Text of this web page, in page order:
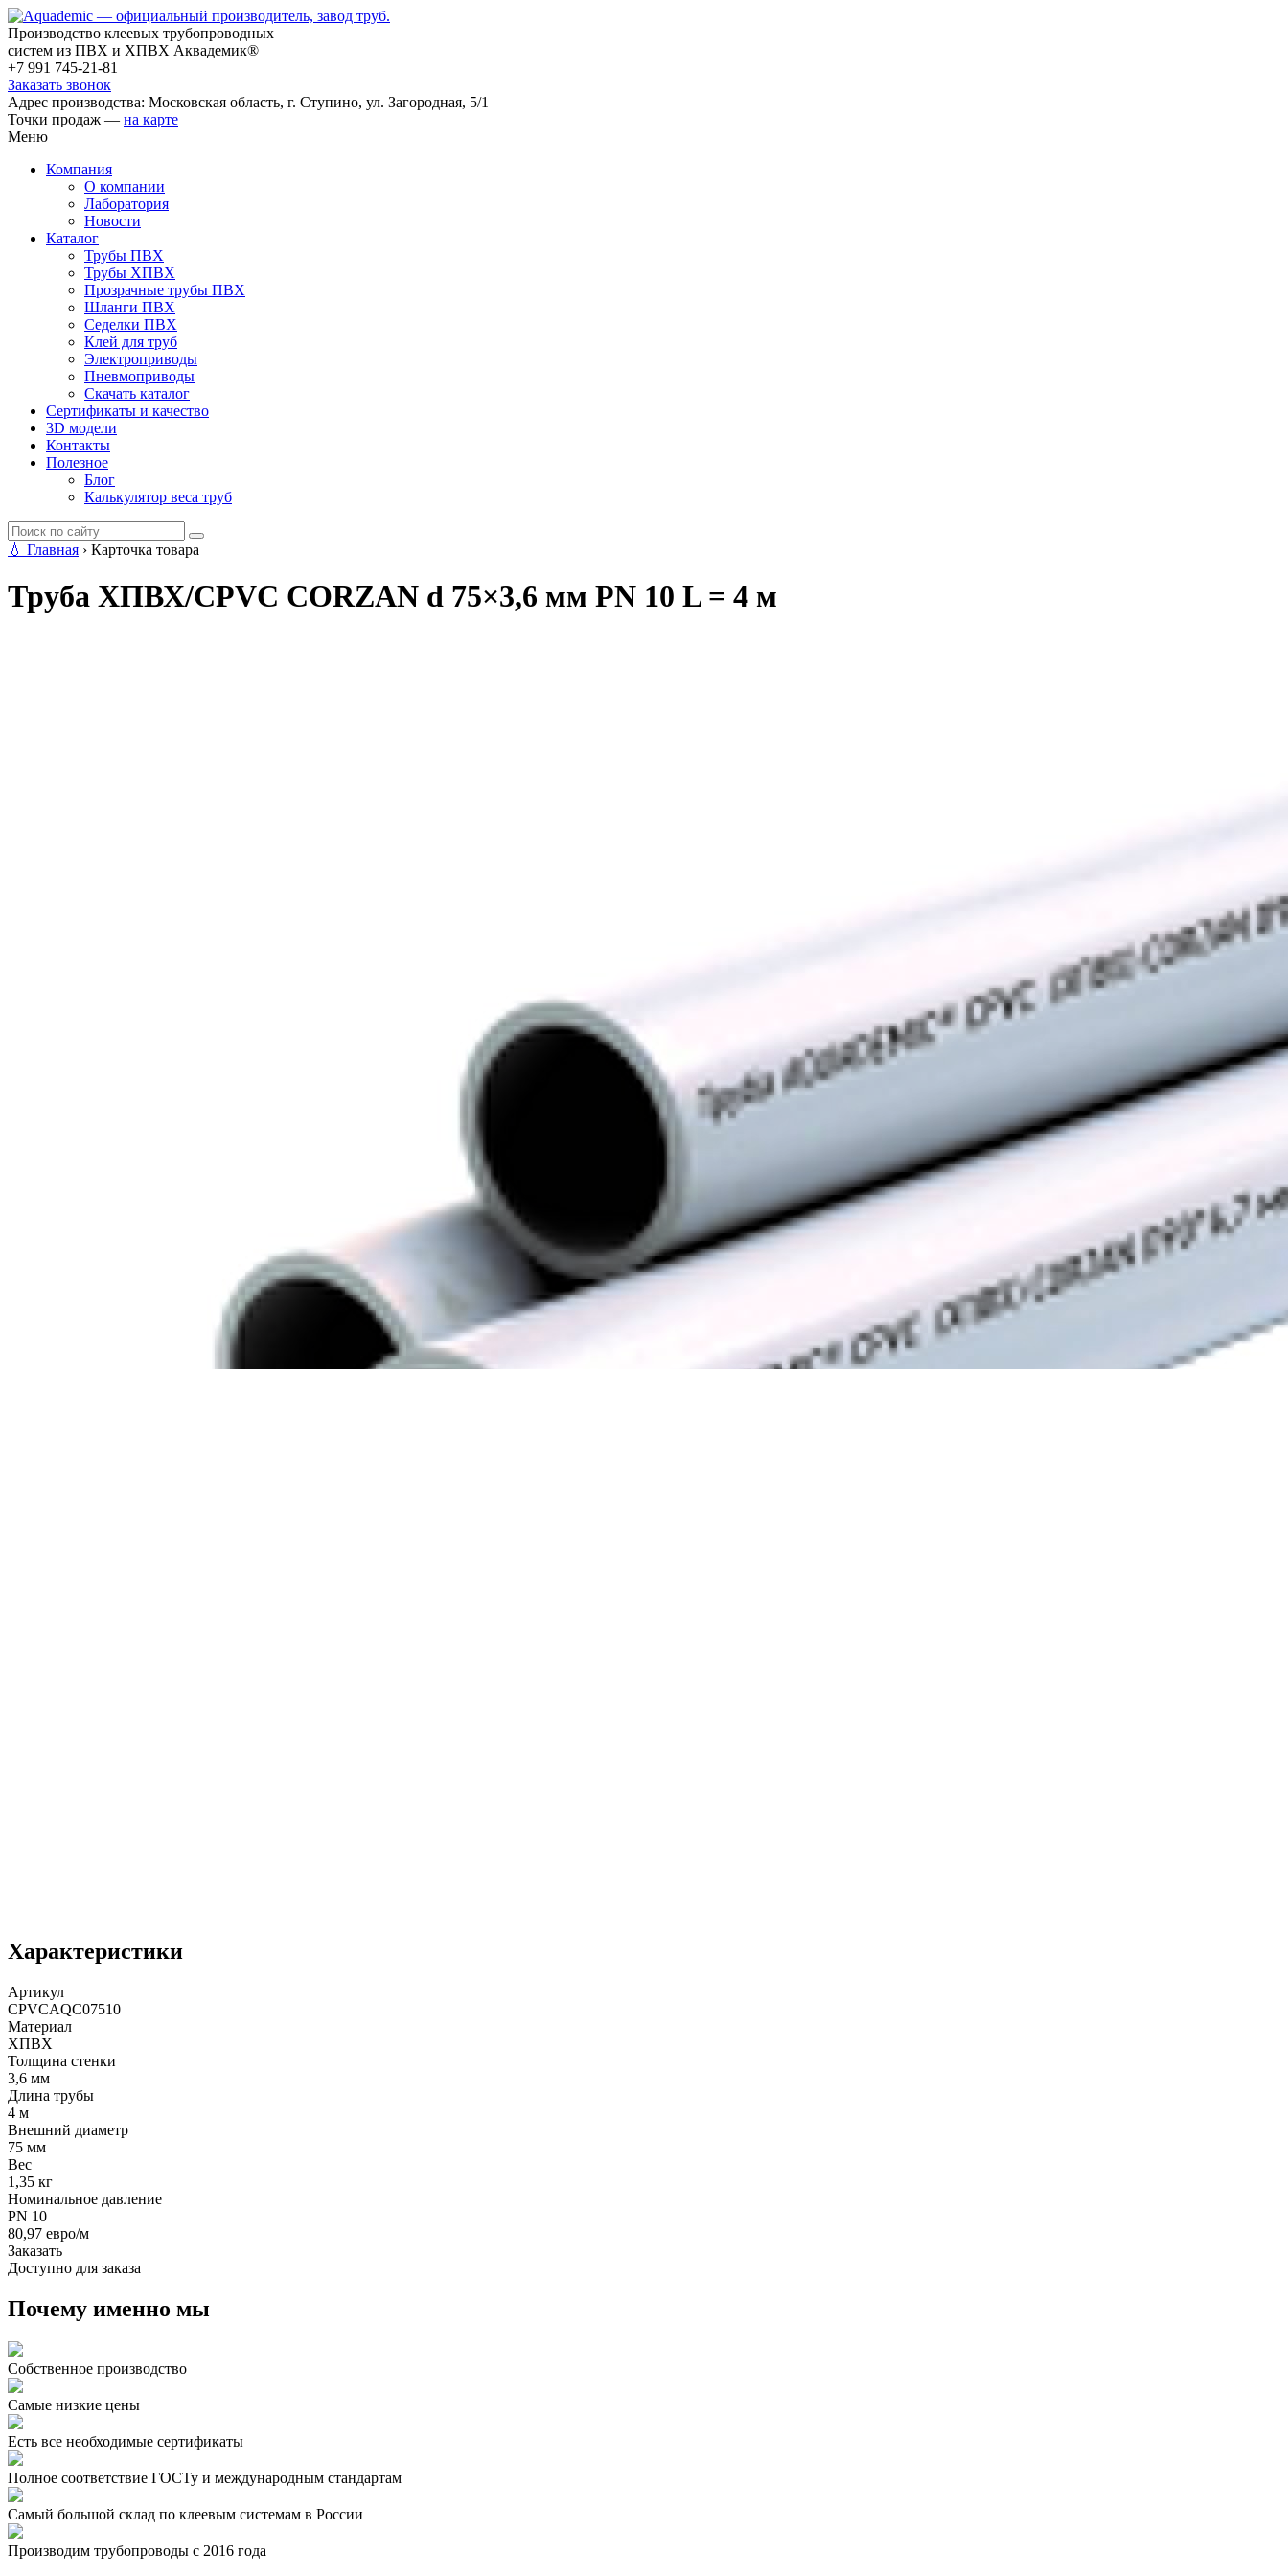
Производство клеевых трубопроводных
систем из ПВХ и ХПВХ Аквадемик®
+7 991 745-21-81
Заказать звонок
Адрес производства: Московская область, г. Ступино, ул. Загородная, 5/1
Точки продаж — на карте
Меню
Компания
О компании
Лаборатория
Новости
Каталог
Трубы ПВХ
Трубы ХПВХ
Прозрачные трубы ПВХ
Шланги ПВХ
Седелки ПВХ
Клей для труб
Электроприводы
Пневмоприводы
Скачать каталог
Сертификаты и качество
3D модели
Контакты
Полезное
Блог
Калькулятор веса труб
💧 Главная › Карточка товара
Труба ХПВХ/CPVC CORZAN d 75×3,6 мм PN 10 L = 4 м
Характеристики
Артикул
CPVCAQC07510
Материал
ХПВХ
Толщина стенки
3,6 мм
Длина трубы
4 м
Внешний диаметр
75 мм
Вес
1,35 кг
Номинальное давление
PN 10
80,97 евро/м
Заказать
Доступно для заказа
Почему именно мы
Собственное производство
Самые низкие цены
Есть все необходимые сертификаты
Полное соответствие ГОСТу и международным стандартам
Самый большой склад по клеевым системам в России
Производим трубопроводы с 2016 года